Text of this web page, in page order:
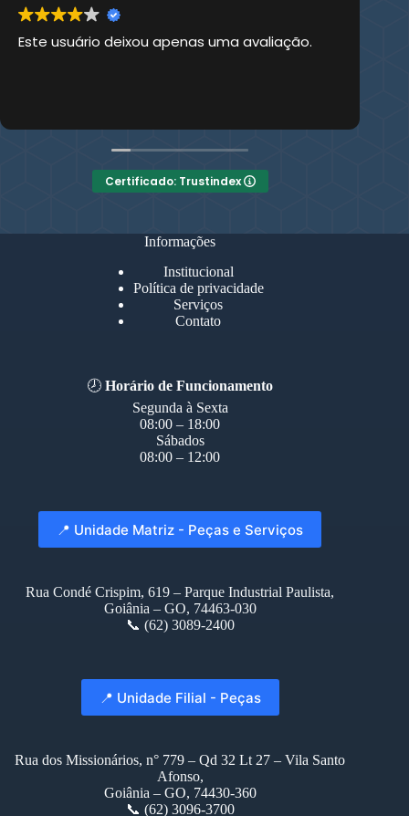
Este usuário deixou apenas uma avaliação.
Certificado: Trustindex
Informações
Institucional
Política de privacidade
Serviços
Contato
🕗Horário de Funcionamento
Segunda à Sexta
08:00 – 18:00
Sábados
08:00 – 12:00
📍 Unidade Matriz - Peças e Serviços
Rua Condé Crispim, 619 – Parque Industrial Paulista,
Goiânia – GO, 74463-030
📞 (62) 3089-2400
📍 Unidade Filial - Peças
Rua dos Missionários, n° 779 – Qd 32 Lt 27 – Vila Santo
Afonso,
Goiânia – GO, 74430-360
📞 (62) 3096-3700